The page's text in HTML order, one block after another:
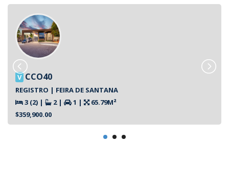
V CCO40
REGISTRO | FEIRA DE SANTANA
3 (2) | 2 | 1 |
65.79M²
$359,900.00